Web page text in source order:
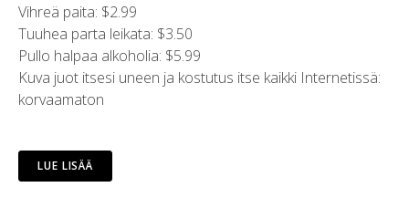
Vihreä paita: $2.99
Tuuhea parta leikata: $3.50
Pullo halpaa alkoholia: $5.99
Kuva juot itsesi uneen ja kostutus itse kaikki Internetissä:
korvaamaton
LUE LISÄÄ